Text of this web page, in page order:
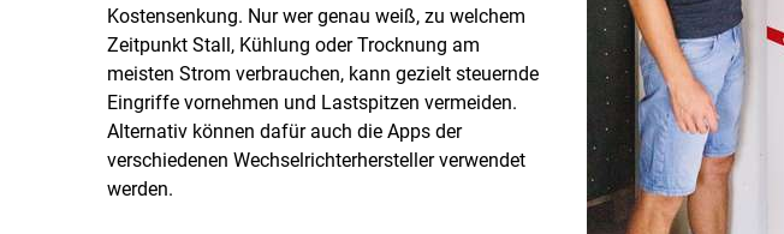
Kostensenkung. Nur wer genau weiß, zu welchem
Zeitpunkt Stall, Kühlung oder Trocknung am
meisten Strom verbrauchen, kann gezielt steuernde
Eingriffe vornehmen und Lastspitzen vermeiden.
Alternativ können dafür auch die Apps der
verschiedenen Wechselrichterhersteller verwendet
werden.